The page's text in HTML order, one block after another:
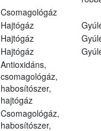
Csomagológáz
Hajtógáz
Hajtógáz
Hajtógáz
Antioxidáns,
csomagológáz,
habosítószer,
hajtógáz
Csomagológáz,
habosítószer,